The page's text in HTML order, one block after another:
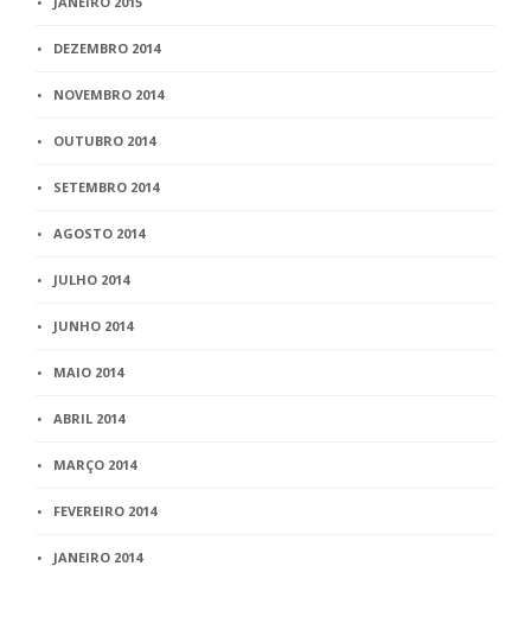
DEZEMBRO 2014
NOVEMBRO 2014
OUTUBRO 2014
SETEMBRO 2014
AGOSTO 2014
JULHO 2014
JUNHO 2014
MAIO 2014
ABRIL 2014
MARÇO 2014
FEVEREIRO 2014
JANEIRO 2014